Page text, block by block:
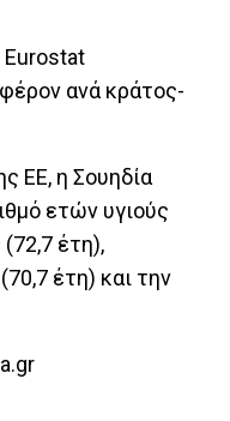
Eurostat
ανά κράτος-
ΕΕ, η Σουηδία
ετών υγιούς
(72,7 έτη),
έτη) και την